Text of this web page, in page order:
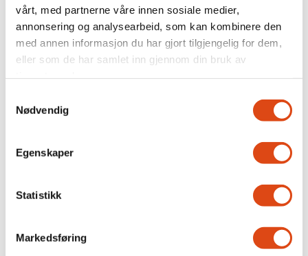
vårt, med partnerne våre innen sosiale medier,
annonsering og analysearbeid, som kan kombinere den
med annen informasjon du har gjort tilgjengelig for dem,
eller som de har samlet inn gjennom din bruk av
Nødvendig
Egenskaper
Statistikk
Markedsføring
Piloter i Bristow Norway
spekulerer i tvungen
lønnsnemnd
Ny forskning avdekker
risiko med lange